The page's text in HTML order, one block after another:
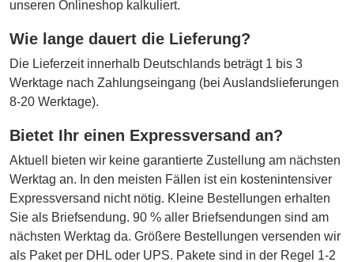
unseren Onlineshop kalkuliert.
Wie lange dauert die Lieferung?
Die Lieferzeit innerhalb Deutschlands beträgt 1 bis 3
Werktage nach Zahlungseingang (bei Auslandslieferungen
8-20 Werktage).
Bietet Ihr einen Expressversand an?
Aktuell bieten wir keine garantierte Zustellung am nächsten
Werktag an. In den meisten Fällen ist ein kostenintensiver
Expressversand nicht nötig. Kleine Bestellungen erhalten
Sie als Briefsendung. 90 % aller Briefsendungen sind am
nächsten Werktag da. Größere Bestellungen versenden wir
als Paket per DHL oder UPS. Pakete sind in der Regel 1-2